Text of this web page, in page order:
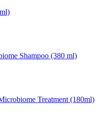
Shampoo (380 ml)
Treatment (180ml)